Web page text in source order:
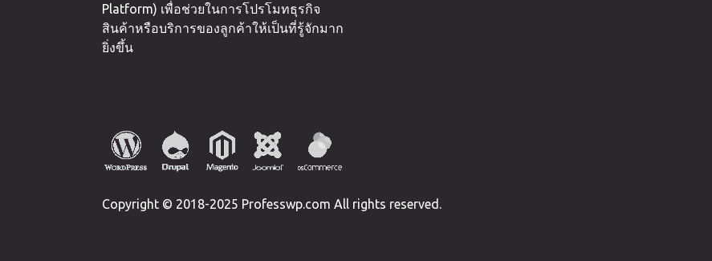
Platform) เพื่อช่วยในการโปรโมทธุรกิจ
สินค้าหรือบริการของลูกค้าให้เป็นที่รู้จักมาก
ยิ่งขึ้น
Copyright © 2018-2025 Professwp.com All rights reserved.